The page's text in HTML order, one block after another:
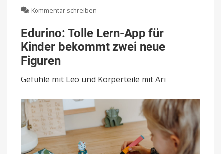
Kommentar schreiben
Tolle
Lern-
App
bekommt
Edurino: Tolle Lern-App für
Kinder bekommt zwei neue
Figuren
Gefühle mit Leo und Körperteile mit Ari